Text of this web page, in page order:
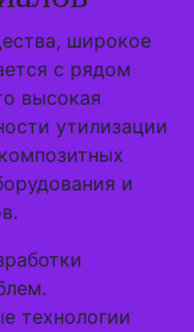
широкое
с рядом
высокая
утилизации
и
технологии